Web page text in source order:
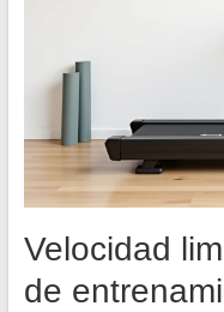
Velocidad
de